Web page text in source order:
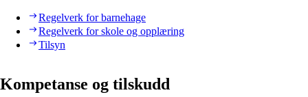
Regelverk for barnehage
Regelverk for skole og opplæring
Tilsyn
Kompetanse og tilskudd